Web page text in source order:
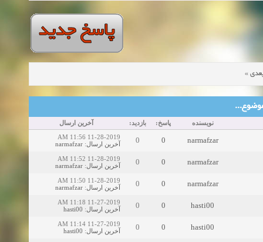
»
نویسنده پاسخ: بازدید: آخرین ارسال
narmafzar
0
0
11-28-2019 11:56 AM
آخرین ارسال:
narmafzar
narmafzar
0
0
11-28-2019 11:52 AM
آخرین ارسال:
narmafzar
narmafzar
0
0
11-28-2019 11:50 AM
آخرین ارسال:
narmafzar
hasti00
0
0
11-27-2019 11:18 AM
آخرین ارسال:
hasti00
hasti00
0
0
11-27-2019 11:14 AM
آخرین ارسال:
hasti00